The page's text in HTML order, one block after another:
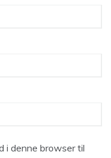
i denne browser til